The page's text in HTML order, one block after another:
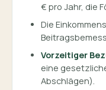
€ pro Jahr, die
Die
Vorzeitiger
eine
Abschlägen).